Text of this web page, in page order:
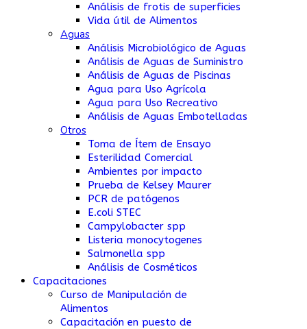
Análisis de frotis de superficies
Vida útil de Alimentos
Aguas
Análisis Microbiológico de Aguas
Análisis de Aguas de Suministro
Análisis de Aguas de Piscinas
Agua para Uso Agrícola
Agua para Uso Recreativo
Análisis de Aguas Embotelladas
Otros
Toma de Ítem de Ensayo
Esterilidad Comercial
Ambientes por impacto
Prueba de Kelsey Maurer
PCR de patógenos
E.coli STEC
Campylobacter spp
Listeria monocytogenes
Salmonella spp
Análisis de Cosméticos
Capacitaciones
Curso de Manipulación de
Alimentos
Capacitación en puesto de